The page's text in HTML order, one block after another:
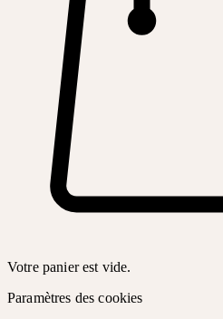
Votre panier est vide.
Paramètres des cookies